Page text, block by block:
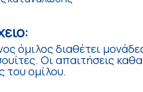
όμιλος διαθέτει
Οι απαιτήσεις
του ομίλου.